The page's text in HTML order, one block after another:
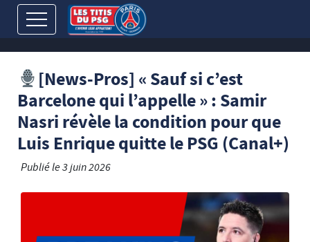
[News-Pros] « Sauf si c’est
Barcelone qui l’appelle » : Samir
Nasri révèle la condition pour que
Luis Enrique quitte le PSG (Canal+)
Publié le3 juin 2026